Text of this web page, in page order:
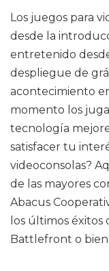
Los juegos para
desde la
entretenido
despliegue de
acontecimiento
momento los
tecnología
satisfacer tu
videoconsolas?
de las mayores
Abacus
los últimos éxitos
Battlefront o bien